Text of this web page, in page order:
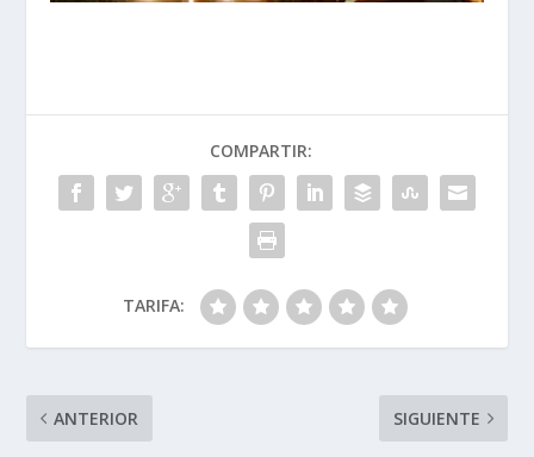
COMPARTIR:
TARIFA:
ANTERIOR SIGUIENTE